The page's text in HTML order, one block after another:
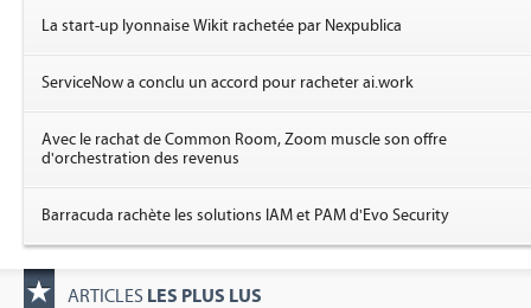
La start-up lyonnaise Wikit rachetée par Nexpublica
ServiceNow a conclu un accord pour racheter ai.work
Avec le rachat de Common Room, Zoom muscle son offre
d'orchestration des revenus
Barracuda rachète les solutions IAM et PAM d'Evo Security
ARTICLES LES PLUS LUS